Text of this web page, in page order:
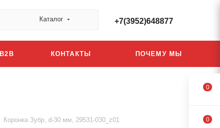
Каталог +7(3952)648877
B2B КОНТАКТЫ ПОЧЕМУ МЫ
Коронка Зубр, d-30 мм, 29531-030_z01
0
0